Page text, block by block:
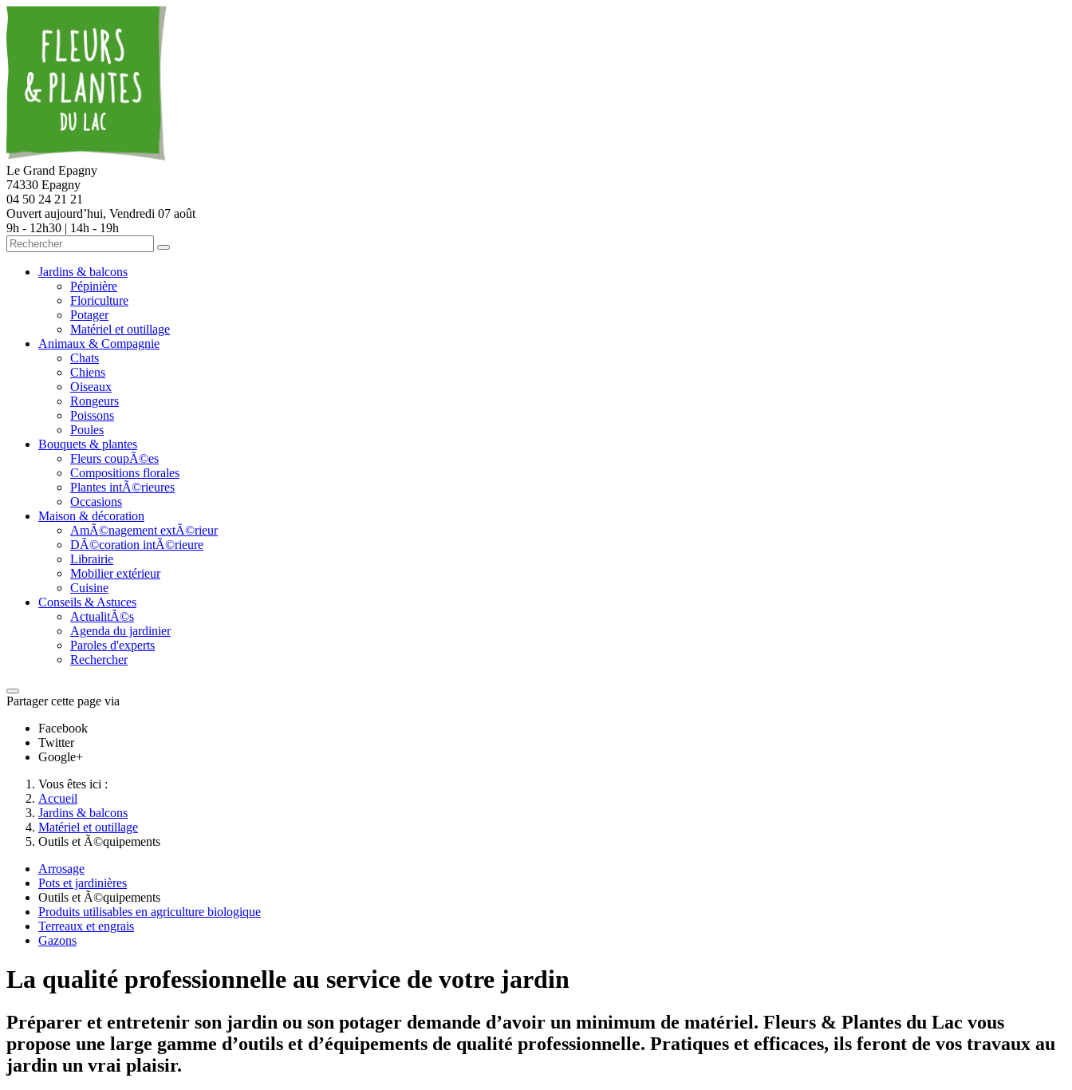
Le Grand Epagny
74330 Epagny
04 50 24 21 21
Ouvert aujourd’hui, Vendredi 07 août
9h - 12h30 | 14h - 19h
Jardins & balcons
Pépinière
Floriculture
Potager
Matériel et outillage
Animaux & Compagnie
Chats
Chiens
Oiseaux
Rongeurs
Poissons
Poules
Bouquets & plantes
Fleurs coupÃ©es
Compositions florales
Plantes intÃ©rieures
Occasions
Maison & décoration
AmÃ©nagement extÃ©rieur
DÃ©coration intÃ©rieure
Librairie
Mobilier extérieur
Cuisine
Conseils & Astuces
ActualitÃ©s
Agenda du jardinier
Paroles d'experts
Rechercher
Partager cette page via
Facebook
Twitter
Google+
Vous êtes ici :
Accueil
Jardins & balcons
Matériel et outillage
Outils et Ã©quipements
Arrosage
Pots et jardinières
Outils et Ã©quipements
Produits utilisables en agriculture biologique
Terreaux et engrais
Gazons
La qualité professionnelle au service de votre jardin
Préparer et entretenir son jardin ou son potager demande d’avoir un minimum de matériel. Fleurs & Plantes du Lac vous
propose une large gamme d’outils et d’équipements de qualité professionnelle. Pratiques et efficaces, ils feront de vos travaux au
jardin un vrai plaisir.